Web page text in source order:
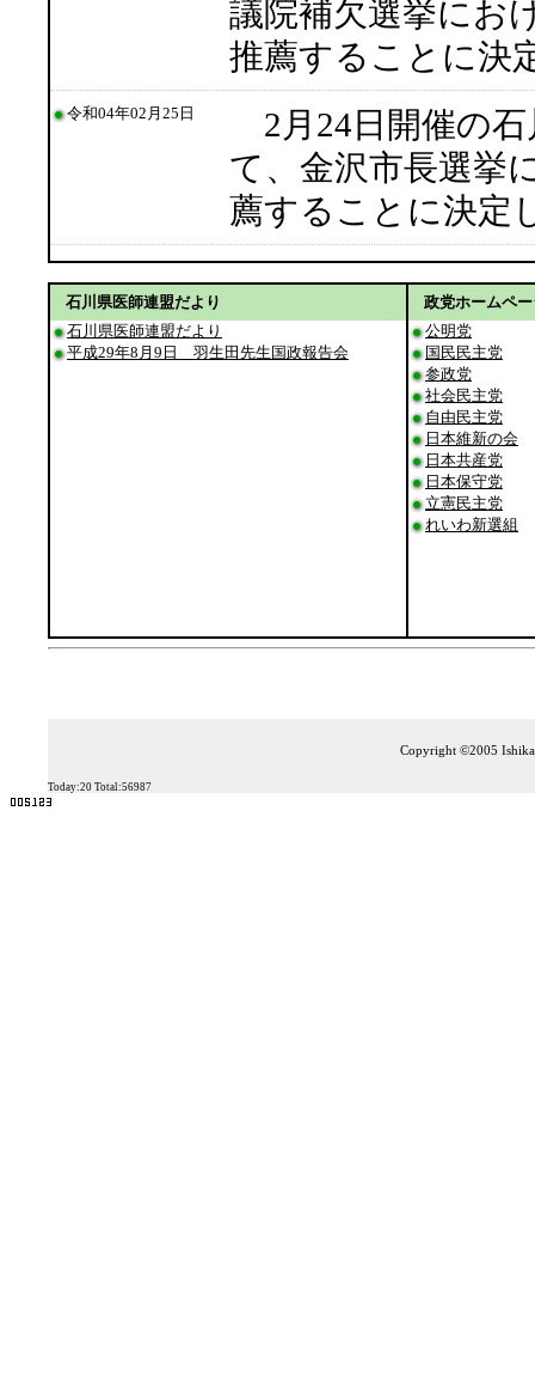
議院補欠選挙にお
推薦することに決
令和04年02月25日
2月24日開催の石
て、金沢市長選挙
薦することに決定
石川県医師連盟だより
石川県医師連盟だより
平成29年8月9日 羽生田先生国政報告会
政党ホームペ
公明党
国民民主党
参政党
社会民主党
自由民主党
日本維新の会
日本共産党
日本保守党
立憲民主党
れいわ新選組
Copyright ©2005
Today:20 Total:56987